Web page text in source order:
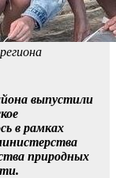
выпустили
в рамках
природных